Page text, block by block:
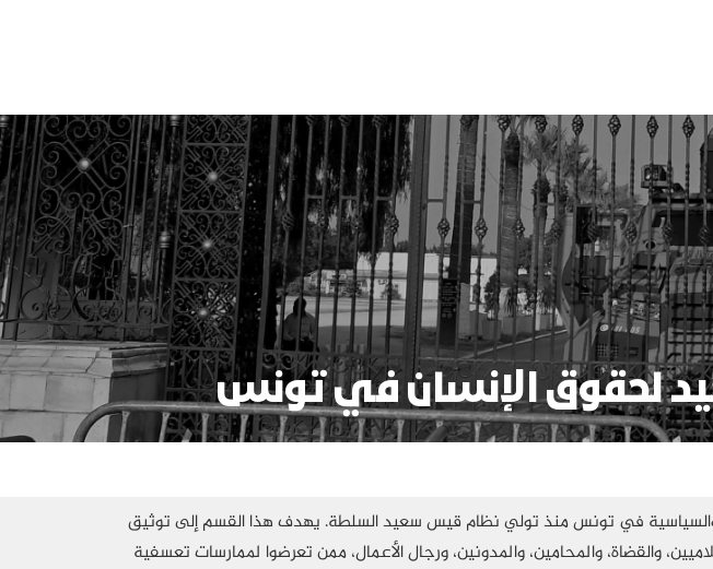
لحقوق الإنسان في تونس
والسياسية في تونس منذ تولي نظام قيس سعيد السلطة. يهدف هذا القسم إلى توثيق
والقضاة، والمحامين، والمدونين، ورجال الأعمال، ممن تعرضوا لممارسات تعسفية